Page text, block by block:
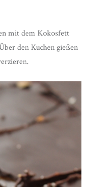
mit dem Kokosfett
den Kuchen gießen